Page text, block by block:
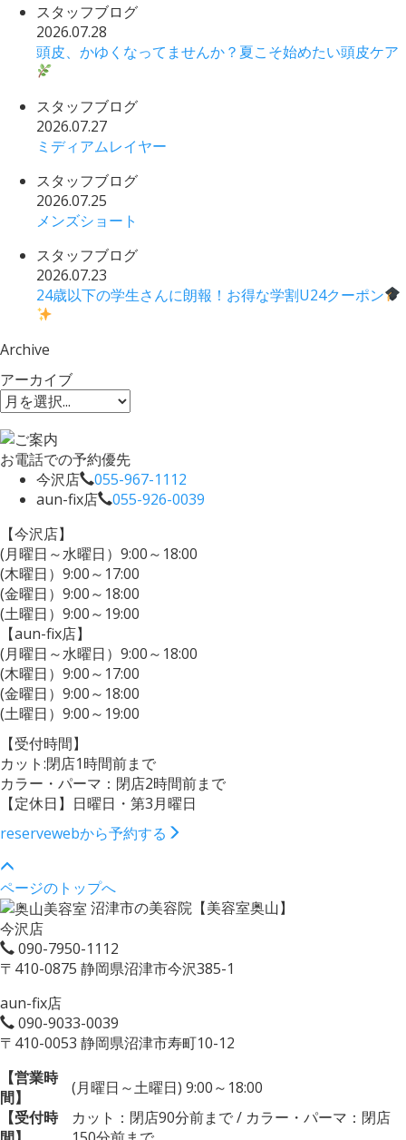
スタッフブログ
2026.07.28
頭皮、かゆくなってませんか？夏こそ始めたい頭皮ケア
スタッフブログ
2026.07.27
ミディアムレイヤー
スタッフブログ
2026.07.25
メンズショート
スタッフブログ
2026.07.23
24歳以下の学生さんに朗報！お得な学割U24クーポン
Archive
アーカイブ
お電話での予約優先
今沢店
055-967-1112
aun-fix店
055-926-0039
【今沢店】
(月曜日～水曜日）9:00～18:00
(木曜日）9:00～17:00
(金曜日）9:00～18:00
(土曜日）9:00～19:00
【aun-fix店】
(月曜日～水曜日）9:00～18:00
(木曜日）9:00～17:00
(金曜日）9:00～18:00
(土曜日）9:00～19:00
【受付時間】
カット:閉店1時間前まで
カラー・パーマ：閉店2時間前まで
【定休日】日曜日・第3月曜日
reservewebから予約する
ページのトップへ
沼津市の美容院【美容室奥山】
今沢店
090-7950-1112
〒410-0875 静岡県沼津市今沢385-1
aun-fix店
090-9033-0039
〒410-0053 静岡県沼津市寿町10-12
【営業時
間】
(月曜日～土曜日) 9:00～18:00
【受付時
カット：閉店90分前まで / カラー・パーマ：閉店